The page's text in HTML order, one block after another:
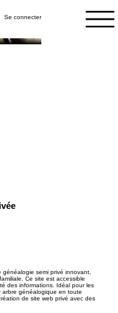
Se connecter
semi privé innovant,
Ce site est accessible
des informations. Idéal pour les
arbre généalogique en toute
de site web privé avec des